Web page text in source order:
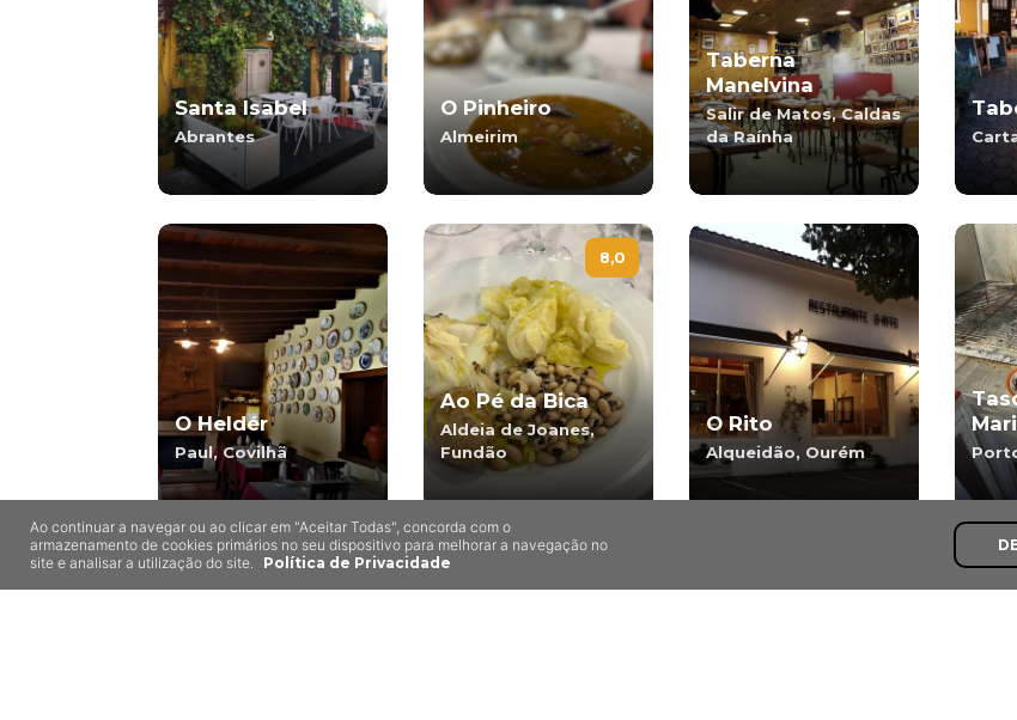
Santa Isabel
Abrantes
O Pinheiro
Almeirim
Taberna
Manelvina
Salir de Matos, Caldas
da Raínha
O Heldér
Paul, Covilhã
8,0
Ao Pé da Bica
Aldeia de Joanes,
Fundão
O Rito
Alqueidão, Ourém
8,0
Ao continuar a navegar ou ao clicar em "Aceitar Todas", concorda com o
armazenamento de cookies primários no seu dispositivo para melhorar a navegação no
site e analisar a utilização do site.
Política de Privacidade